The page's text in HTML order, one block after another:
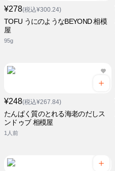
¥278(税込¥300.24)
TOFU うにのようなBEYOND 相模
屋
95g
¥248(税込¥267.84)
たんぱく質のとれる海老のだしス
ンドゥブ 相模屋
1人前